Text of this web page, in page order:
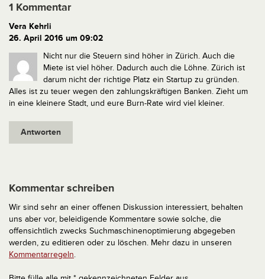
1 Kommentar
Vera Kehrli
26. April 2016 um 09:02
Nicht nur die Steuern sind höher in Zürich. Auch die
Miete ist viel höher. Dadurch auch die Löhne. Zürich ist
darum nicht der richtige Platz ein Startup zu gründen.
Alles ist zu teuer wegen den zahlungskräftigen Banken. Zieht um
in eine kleinere Stadt, und eure Burn-Rate wird viel kleiner.
Antworten
Kommentar schreiben
Wir sind sehr an einer offenen Diskussion interessiert, behalten
uns aber vor, beleidigende Kommentare sowie solche, die
offensichtlich zwecks Suchmaschinenoptimierung abgegeben
werden, zu editieren oder zu löschen. Mehr dazu in unseren
Kommentarregeln.